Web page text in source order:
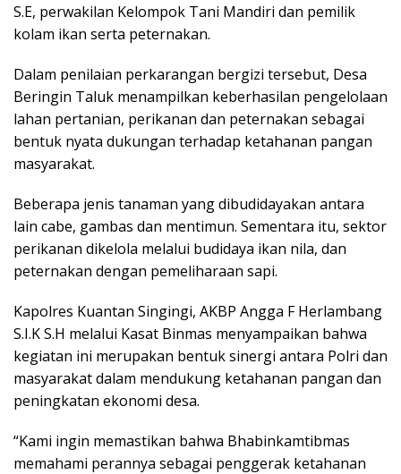
S.E, perwakilan Kelompok Tani Mandiri dan pemilik
kolam ikan serta peternakan.
Dalam penilaian perkarangan bergizi tersebut, Desa
Beringin Taluk menampilkan keberhasilan pengelolaan
lahan pertanian, perikanan dan peternakan sebagai
bentuk nyata dukungan terhadap ketahanan pangan
masyarakat.
Beberapa jenis tanaman yang dibudidayakan antara
lain cabe, gambas dan mentimun. Sementara itu, sektor
perikanan dikelola melalui budidaya ikan nila, dan
peternakan dengan pemeliharaan sapi.
Kapolres Kuantan Singingi, AKBP Angga F Herlambang
S.I.K S.H melalui Kasat Binmas menyampaikan bahwa
kegiatan ini merupakan bentuk sinergi antara Polri dan
masyarakat dalam mendukung ketahanan pangan dan
peningkatan ekonomi desa.
“Kami ingin memastikan bahwa Bhabinkamtibmas
memahami perannya sebagai penggerak ketahanan